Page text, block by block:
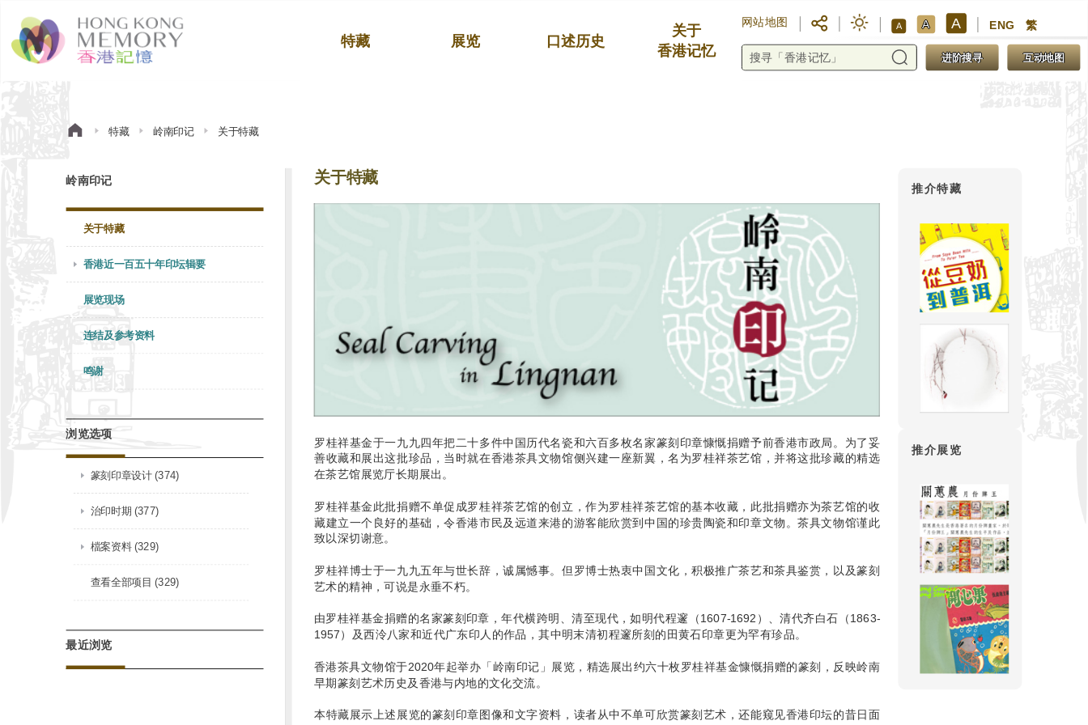
特藏 展览 口述历史
关于
香港记忆
网站地图 A A A ENG 繁
进阶搜寻 互动地图
特藏 岭南印记 关于特藏
岭南印记
关于特藏
香港近一百五十年印坛辑要
展览现场
连结及参考资料
鸣谢
浏览选项
篆刻印章设计 (374)
治印时期 (377)
檔案资料 (329)
查看全部项目 (329)
最近浏览
关于特藏
罗桂祥基金于一九九四年把二十多件中国历代名瓷和六百多枚名家篆刻印章慷慨捐赠予前香港市政局。为了妥
善收藏和展出这批珍品，当时就在香港茶具文物馆侧兴建一座新翼，名为罗桂祥茶艺馆，并将这批珍藏的精选
在茶艺馆展览厅长期展出。
罗桂祥基金此批捐赠不单促成罗桂祥茶艺馆的创立，作为罗桂祥茶艺馆的基本收藏，此批捐赠亦为茶艺馆的收
藏建立一个良好的基础，令香港市民及远道来港的游客能欣赏到中国的珍贵陶瓷和印章文物。茶具文物馆谨此
致以深切谢意。
罗桂祥博士于一九九五年与世长辞，诚属憾事。但罗博士热衷中国文化，积极推广茶艺和茶具鉴赏，以及篆刻
艺术的精神，可说是永垂不朽。
由罗桂祥基金捐赠的名家篆刻印章，年代横跨明、清至现代，如明代程邃（1607-1692）、清代齐白石（1863-
1957）及西泠八家和近代广东印人的作品，其中明末清初程邃所刻的田黄石印章更为罕有珍品。
香港茶具文物馆于2020年起举办「岭南印记」展览，精选展出约六十枚罗桂祥基金慷慨捐赠的篆刻，反映岭南
早期篆刻艺术历史及香港与内地的文化交流。
本特藏展示上述展览的篆刻印章图像和文字资料，读者从中不单可欣赏篆刻艺术，还能窥见香港印坛的昔日面
推介特藏
推介展览